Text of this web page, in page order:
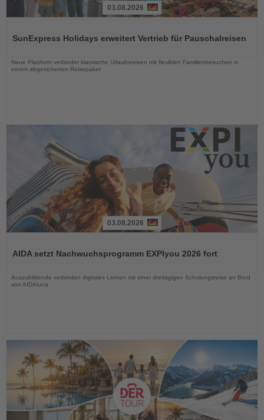
die
03.08.2026
SunExpress Holidays erweitert Vertrieb für Pauschalreisen
Neue Plattform verbindet klassische Urlaubsreisen mit flexiblen Familienbesuchen in
einem abgesicherten Reisepaket
die
03.08.2026
AIDA setzt Nachwuchsprogramm EXPIyou 2026 fort
Auszubildende verbinden digitales Lernen mit einer dreitägigen Schulungsreise an Bord
von AIDAluna